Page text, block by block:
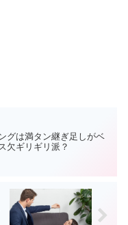
グは満タン継ぎ足しがベ
欠ギリギリ派？